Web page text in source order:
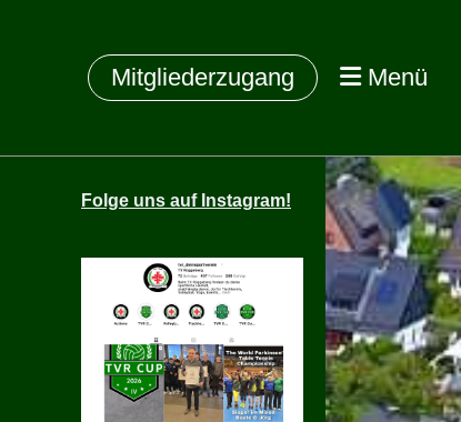
Mitgliederzugang Menü
Folge uns auf Instagram!